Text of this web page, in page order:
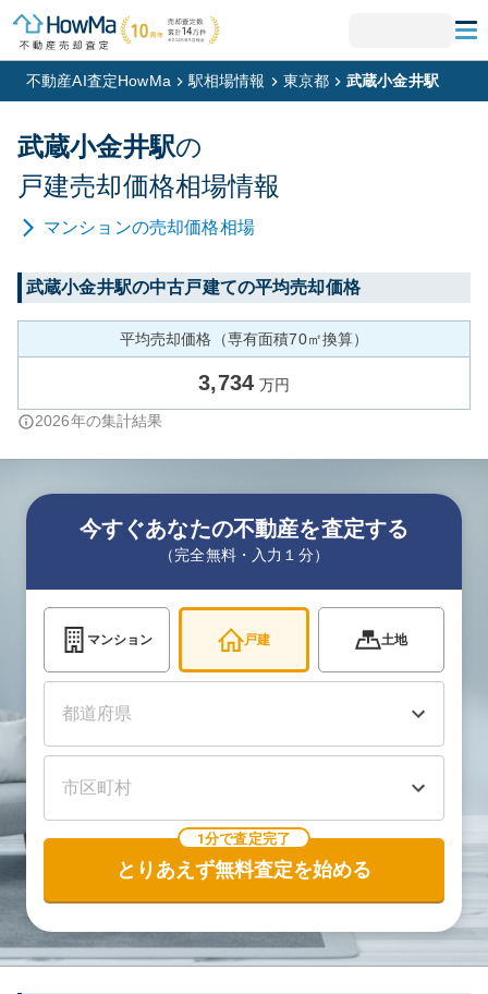
不動産AI査定HowMa 駅相場情報 東京都 武蔵小金井駅
武蔵小金井駅の
戸建売却価格相場情報
マンションの売却価格相場
武蔵小金井駅の中古戸建ての平均売却価格
平均売却価格（専有面積70㎡換算）
3,734 万円
2026年の集計結果
今すぐあなたの不動産を査定する
（完全無料・入力１分）
マンション 戸建 土地
1分で査定完了
とりあえず無料査定を始める